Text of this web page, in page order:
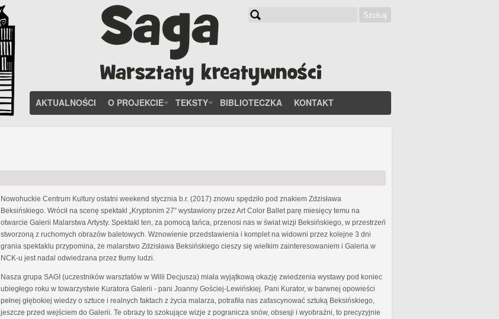
Szukaj
AKTUALNOŚCI O PROJEKCIE TEKSTY BIBLIOTECZKA KONTAKT
Nowohuckie Centrum Kultury ostatni weekend stycznia b.r. (2017) znowu spędziło pod znakiem Zdzisława
Beksińskiego. Wrócił na scenę spektakl „Kryptonim 27” wystawiony przez Art Color Ballet parę miesięcy temu na
otwarcie Galerii Malarstwa Artysty. Spektakl ten, za pomocą tańca, przenosi nas w świat wizji Beksińskiego, w przestrzeń
stworzoną z ruchomych obrazów baletowych. Wznowienie przedstawienia i komplet na widowni przez kolejne 3 dni
grania spektaklu przypomina, że malarstwo Zdzisława Beksińskiego cieszy się wielkim zainteresowaniem i Galeria w
NCK-u jest nadal odwiedzana przez tłumy ludzi.
Nasza grupa SAGI (uczestników warsztatów w Willi Decjusza) miała wyjątkową okazję zwiedzenia wystawy pod koniec
ubiegłego roku w towarzystwie Kuratora Galerii - pani Joanny Gościej-Lewińskiej. Pani Kurator, w barwnej opowieści
pełnej głębokiej wiedzy o sztuce i realnych faktach z życia malarza, potrafiła nas zafascynować sztuką Beksińskiego,
jeszcze przed wejściem do Galerii. Te obrazy to szokujące wizje z pogranicza snów, obsesji i wyobraźni, to precyzyjnie